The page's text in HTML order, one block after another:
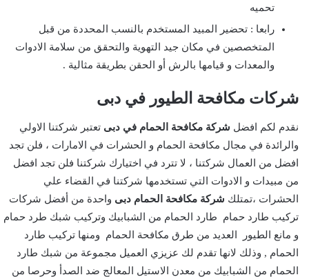
تحميه
رابعا : تحضير المبيد المستخدم بالنسب المحددة من قبل
المتخصصين في مكان جيد التهوية والتحقق من سلامة الادوات
والمعدات و قيامها بالرش أو الحقن بطريقة مثالية .
شركات مكافحة الطيور في دبى
نقدم لكم افضل شركة مكافحة الحمام في دبى تعتبر شركتنا الاولي
والرائدة في مجال مكافحة الحمام و الحشرات في الامارات ، فلن تجد
افضل من العمال شركتنا ، لا تترد في اختيارك شركتنا فلن تجد افضل
من مبيدات و الادوات التي تستخدمها شركتنا في القضاء علي
الحشرات ،تمتلك شركة مكافحة الحمام دبى واحدة من أفضل شركات
تركيب طارد حمام طارد الحمام من الشبابيك وتركيب شبك طرد حمام
و مانع الطيور العديد من طرق مكافحة الحمام ومنها تركيب طارد
الحمام , وذلك لانها تقدم لك عزيزي العميل مجموعة من شبك طارد
الحمام من الشبابيك من معدن الاستيل المعالج ضد الصدأ وحرصا من